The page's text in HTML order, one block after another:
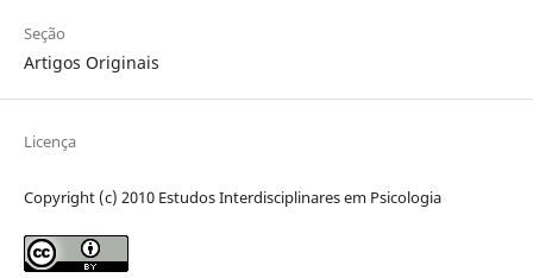
Seção
Artigos Originais
Licença
Copyright (c) 2010 Estudos Interdisciplinares em Psicologia